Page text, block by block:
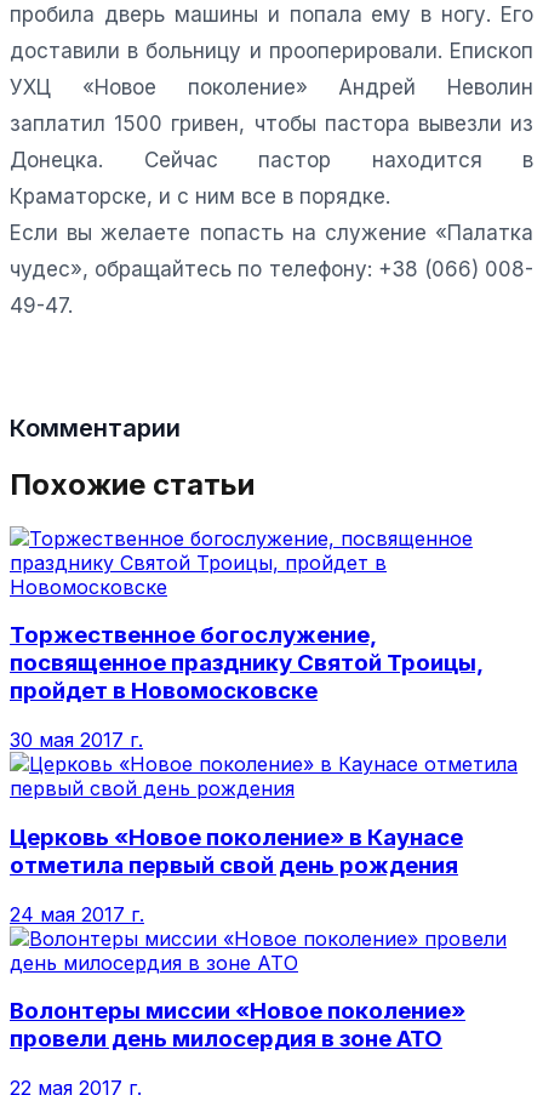
пробила дверь машины и попала ему в ногу. Его
доставили в больницу и прооперировали. Епископ
УХЦ «Новое поколение» Андрей Неволин
заплатил 1500 гривен, чтобы пастора вывезли из
Донецка. Сейчас пастор находится в
Краматорске, и с ним все в порядке.
Если вы желаете попасть на служение «Палатка
чудес», обращайтесь по телефону: +38 (066) 008-
49-47.
Комментарии
Похожие статьи
Торжественное богослужение,
посвященное празднику Святой Троицы,
пройдет в Новомосковске
30 мая 2017 г.
Церковь «Новое поколение» в Каунасе
отметила первый свой день рождения
24 мая 2017 г.
Волонтеры миссии «Новое поколение»
провели день милосердия в зоне АТО
22 мая 2017 г.